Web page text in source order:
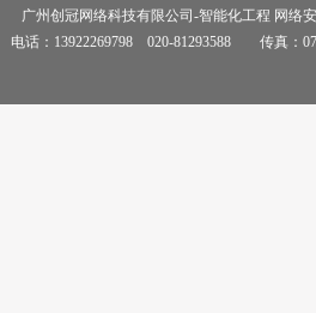
广州创冠网络科技有限公司-智能化工程 网
电话：13922269798 020-81293588 传真